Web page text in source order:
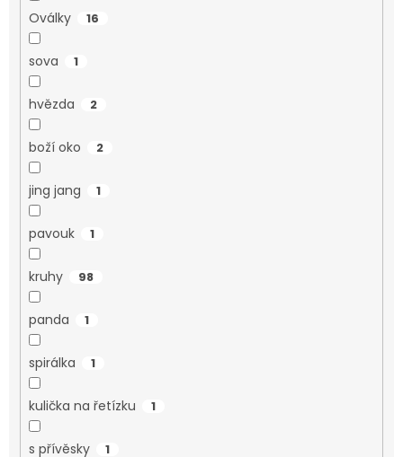
Oválky 16
sova 1
hvězda 2
boží oko 2
jing jang 1
pavouk 1
kruhy 98
panda 1
spirálka 1
kulička na řetízku 1
s přívěsky 1